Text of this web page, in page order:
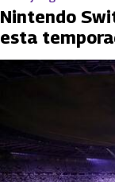
Nintendo
esta